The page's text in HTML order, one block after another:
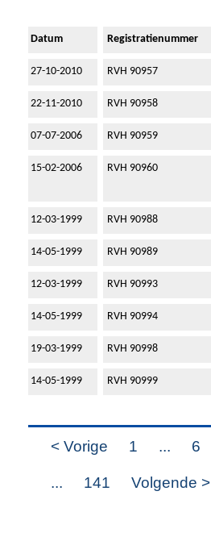
Datum Registratienummer
27-10-2010 RVH 90957
22-11-2010 RVH 90958
07-07-2006 RVH 90959
15-02-2006 RVH 90960
12-03-1999 RVH 90988
14-05-1999 RVH 90989
12-03-1999 RVH 90993
14-05-1999 RVH 90994
19-03-1999 RVH 90998
14-05-1999 RVH 90999
< Vorige 1 ... 6
... 141 Volgende >